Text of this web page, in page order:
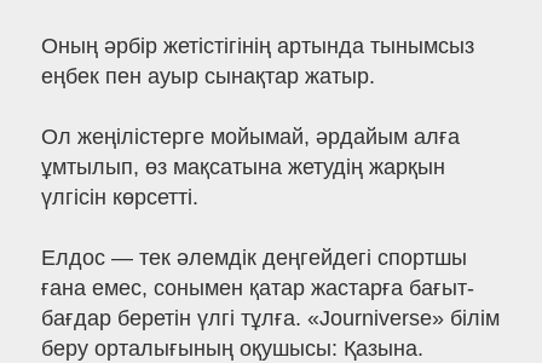
Оның әрбір жетістігінің артында тынымсыз
еңбек пен ауыр сынақтар жатыр.
Ол жеңілістерге мойымай, әрдайым алға
ұмтылып, өз мақсатына жетудің жарқын
үлгісін көрсетті.
Елдос — тек әлемдік деңгейдегі спортшы
ғана емес, сонымен қатар жастарға бағыт-
бағдар беретін үлгі тұлға. «Journiverse» білім
беру орталығының оқушысы: Қазына.